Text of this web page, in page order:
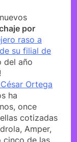
por
raso a
su filial de
del año
César Ortega
ha
once
cotizadas
Amper,